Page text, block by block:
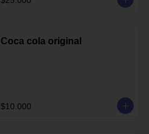
Coca cola original
$10.000